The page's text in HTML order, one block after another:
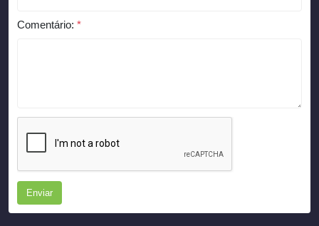
Comentário: *
Enviar